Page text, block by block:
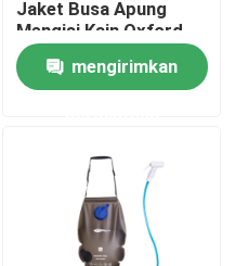
Jaket Busa Apung
Mengisi Kain Oxford
Twill
mengirimkan